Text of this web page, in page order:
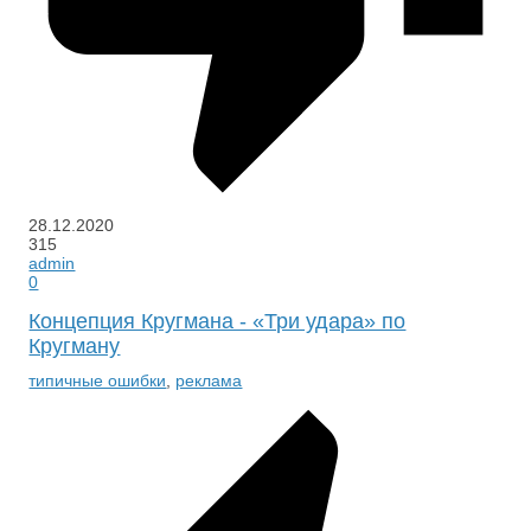
28.12.2020
315
admin
0
Концепция Кругмана - «Три удара» по
Кругману
типичные ошибки реклама